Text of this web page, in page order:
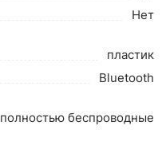
Нет
пластик
Bluetooth
полностью беспроводные